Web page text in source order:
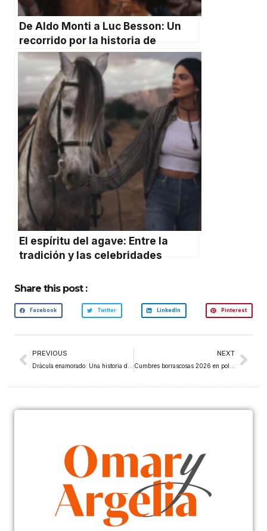
De Aldo Monti a Luc Besson: Un
recorrido por la historia de
Drácula en el cine
El espíritu del agave: Entre la
tradición y las celebridades
Share this post :
Facebook Twitter LinkedIn Pinterest
PREVIOUS
Drácula enamorado: Una historia de amor Kitsch
NEXT
Cumbres borrascosas 2026 en polémica: el nuevo ‘blanqueamiento’ de Heathcliff en la versión de Emerald Fennell